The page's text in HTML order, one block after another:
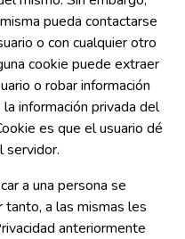
pueda contactarse
o con cualquier otro
cookie puede extraer
o robar información
información privada del
es que el usuario dé
servidor.
a una persona se
a las mismas les
anteriormente